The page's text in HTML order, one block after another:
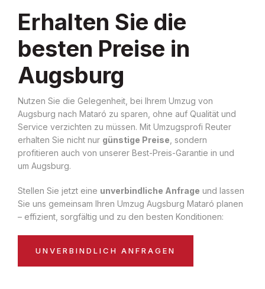
Erhalten Sie die
besten Preise in
Augsburg
Nutzen Sie die Gelegenheit, bei Ihrem Umzug von
Augsburg nach Mataró zu sparen, ohne auf Qualität und
Service verzichten zu müssen. Mit Umzugsprofi Reuter
erhalten Sie nicht nur günstige Preise , sondern
profitieren auch von unserer Best-Preis-Garantie in und
um Augsburg.
Stellen Sie jetzt eine unverbindliche Anfrage und lassen
Sie uns gemeinsam Ihren Umzug Augsburg Mataró planen
– effizient, sorgfältig und zu den besten Konditionen:
UNVERBINDLICH ANFRAGEN